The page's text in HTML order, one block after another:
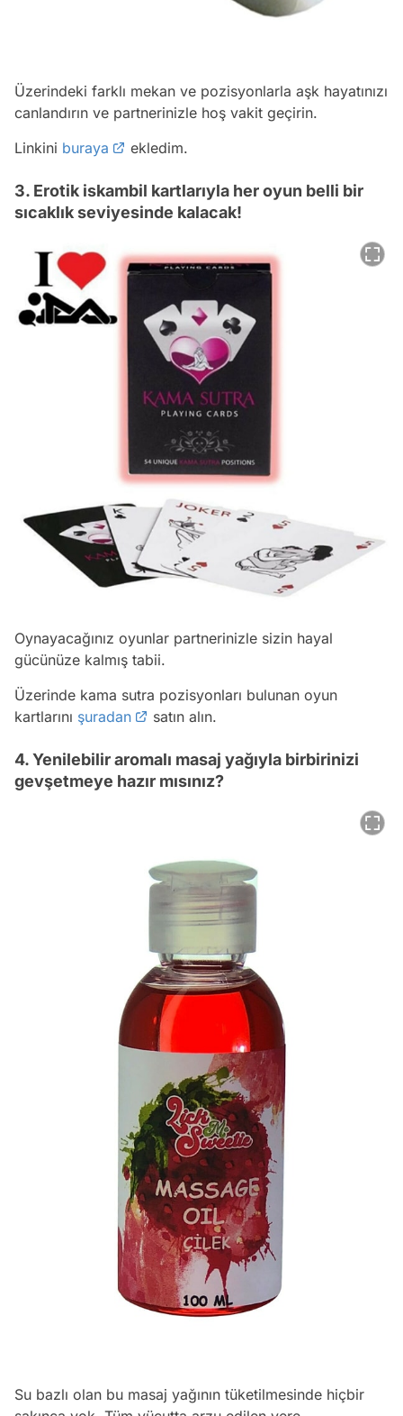
Üzerindeki farklı mekan ve pozisyonlarla aşk hayatınızı
canlandırın ve partnerinizle hoş vakit geçirin.
Linkini buraya ekledim.
3. Erotik iskambil kartlarıyla her oyun belli bir
sıcaklık seviyesinde kalacak!
Oynayacağınız oyunlar partnerinizle sizin hayal
gücünüze kalmış tabii.
Üzerinde kama sutra pozisyonları bulunan oyun
kartlarını şuradan satın alın.
4. Yenilebilir aromalı masaj yağıyla birbirinizi
gevşetmeye hazır mısınız?
Su bazlı olan bu masaj yağının tüketilmesinde hiçbir